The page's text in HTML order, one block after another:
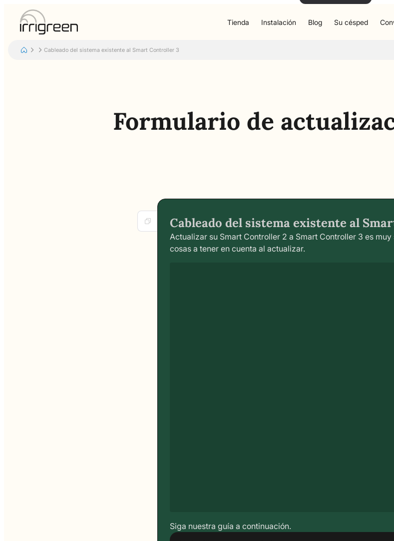
Tienda Instalación Blog Su césped
Cableado del sistema existente al Smart Controller 3
Formulario de
Cableado del sistema existente al
Actualizar su Smart Controller 2 a Smart Controller 3 es
cosas a tener en cuenta al actualizar.
Siga nuestra guía a continuación.